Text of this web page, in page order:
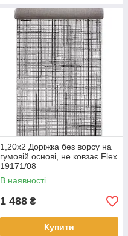
1,20х2 Доріжка без ворсу на
гумовій основі, не ковзає Flex
19171/08
В наявності
1 488 ₴
Купити